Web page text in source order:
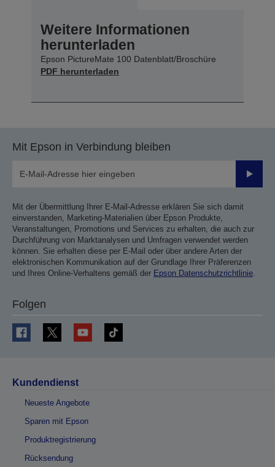
Weitere Informationen
herunterladen
Epson PictureMate 100 Datenblatt/Broschüre
PDF herunterladen
Mit Epson in Verbindung bleiben
Mit der Übermittlung Ihrer E-Mail-Adresse erklären Sie sich damit
einverstanden, Marketing-Materialien über Epson Produkte,
Veranstaltungen, Promotions und Services zu erhalten, die auch zur
Durchführung von Marktanalysen und Umfragen verwendet werden
können. Sie erhalten diese per E-Mail oder über andere Arten der
elektronischen Kommunikation auf der Grundlage Ihrer Präferenzen
und Ihres Online-Verhaltens gemäß der Epson Datenschutzrichtlinie
Folgen
Kundendienst
Neueste Angebote
Sparen mit Epson
Produktregistrierung
Rücksendung